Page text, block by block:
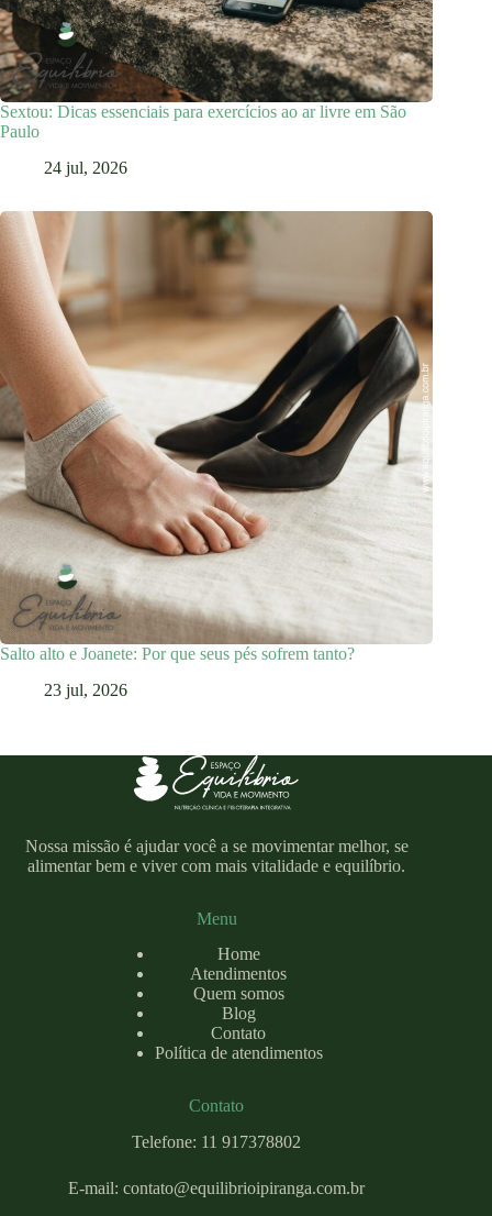
Sextou: Dicas essenciais para exercícios ao ar livre em São
Paulo
24 jul, 2026
Salto alto e Joanete: Por que seus pés sofrem tanto?
23 jul, 2026
Nossa missão é ajudar você a se movimentar melhor, se
alimentar bem e viver com mais vitalidade e equilíbrio.
Menu
Home
Atendimentos
Quem somos
Blog
Contato
Política de atendimentos
Contato
Telefone: 11 917378802
E-mail:contato@equilibrioipiranga.com.br